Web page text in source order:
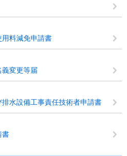
料減免申請書
義変更等届
水設備工事責任技術者申請書
書